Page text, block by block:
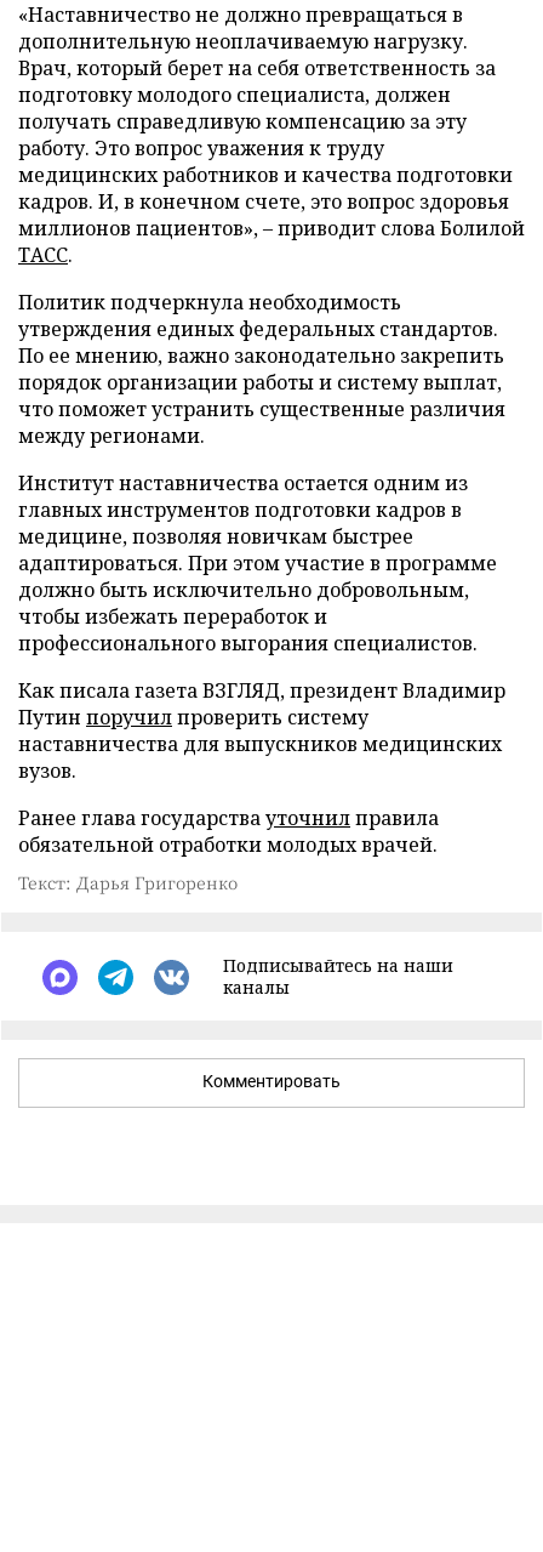
«Наставничество не должно превращаться в
дополнительную неоплачиваемую нагрузку.
Врач, который берет на себя ответственность за
подготовку молодого специалиста, должен
получать справедливую компенсацию за эту
работу. Это вопрос уважения к труду
медицинских работников и качества подготовки
кадров. И, в конечном счете, это вопрос здоровья
миллионов пациентов», – приводит слова Болилой
ТАСС.
Политик подчеркнула необходимость
утверждения единых федеральных стандартов.
По ее мнению, важно законодательно закрепить
порядок организации работы и систему выплат,
что поможет устранить существенные различия
между регионами.
Институт наставничества остается одним из
главных инструментов подготовки кадров в
медицине, позволяя новичкам быстрее
адаптироваться. При этом участие в программе
должно быть исключительно добровольным,
чтобы избежать переработок и
профессионального выгорания специалистов.
Как писала газета ВЗГЛЯД, президент Владимир
Путин поручилпроверить систему
наставничества для выпускников медицинских
вузов.
Ранее глава государствауточнилправила
обязательной отработки молодых врачей.
Текст: Дарья Григоренко
Подписывайтесь на наши
каналы
Комментировать